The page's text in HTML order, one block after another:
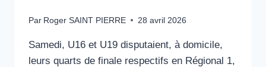
Par Roger SAINT PIERRE 28 avril 2026
Samedi, U16 et U19 disputaient, à domicile,
leurs quarts de finale respectifs en Régional 1,